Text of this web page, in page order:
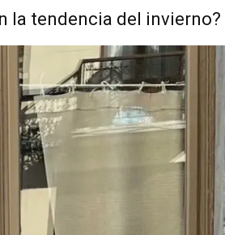
la tendencia del invierno?